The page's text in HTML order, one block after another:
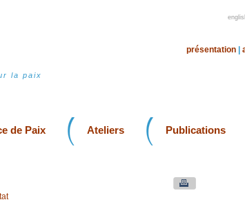
la paix
présentation
de Paix Ateliers Publications